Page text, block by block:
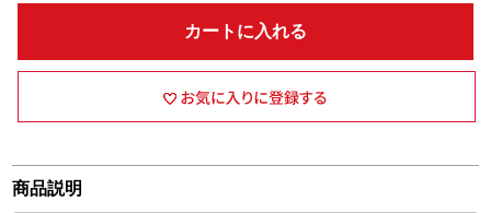
カートに入れる
商品説明